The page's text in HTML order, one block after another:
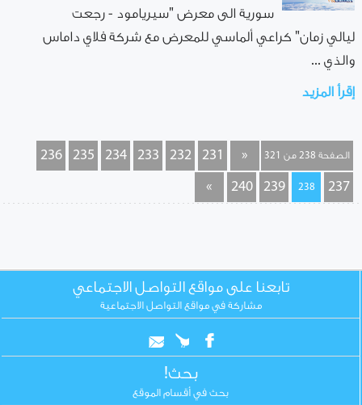
سورية الى معرض "سيريامود - رجعت
ليالي زمان" كراعي ألماسي للمعرض مع شركة فلاي داماس
والذي ...
إقرأ المزيد
الصفحة 238 من 321 «
231
232
233
234
235
236
237
238
239
240
»
تابعنا على مواقع التواصل الاجتماعي
مشاركة في مواقع التواصل الاجتماعية
بحث!
بحث في أقسام الموقع